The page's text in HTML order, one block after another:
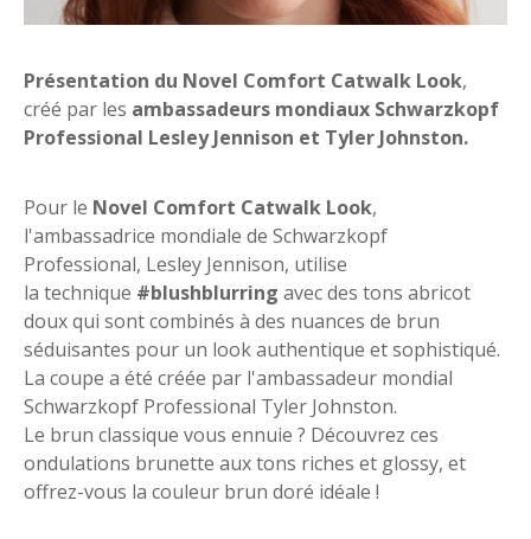
Présentation du Novel Comfort Catwalk Look,
créé par les ambassadeurs mondiaux Schwarzkopf
Professional Lesley Jennison et Tyler Johnston.
Pour le Novel Comfort Catwalk Look,
l'ambassadrice mondiale de Schwarzkopf
Professional, Lesley Jennison, utilise
la technique #blushblurring avec des tons abricot
doux qui sont combinés à des nuances de brun
séduisantes pour un look authentique et sophistiqué.
La coupe a été créée par l'ambassadeur mondial
Schwarzkopf Professional Tyler Johnston.
Le brun classique vous ennuie ? Découvrez ces
ondulations brunette aux tons riches et glossy, et
offrez-vous la couleur brun doré idéale !